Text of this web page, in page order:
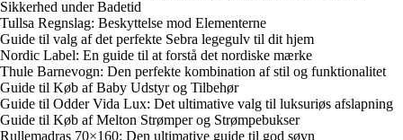
Sikkerhed under Badetid
Tullsa Regnslag: Beskyttelse mod Elementerne
Guide til valg af det perfekte Sebra legegulv til dit hjem
Nordic Label: En guide til at forstå det nordiske mærke
Thule Barnevogn: Den perfekte kombination af stil og funktionalitet
Guide til Køb af Baby Udstyr og Tilbehør
Guide til Odder Vida Lux: Det ultimative valg til luksuriøs afslapning
Guide til Køb af Melton Strømper og Strømpebukser
Rullemadras 70×160: Den ultimative guide til god søvn